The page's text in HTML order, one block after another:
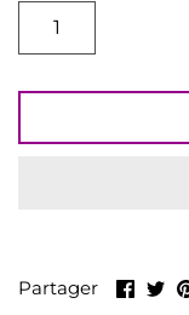
Partager